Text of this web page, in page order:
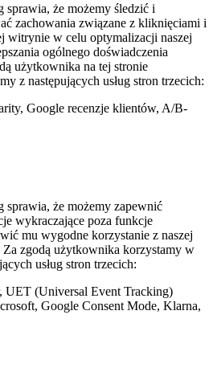
sprawia, że możemy śledzić i
zachowania związane z kliknięciami i
witrynie w celu optymalizacji naszej
ogólnego doświadczenia
użytkownika na tej stronie
z następujących usług stron trzecich:
Google recenzje klientów, A/B-
sprawia, że możemy zapewnić
wykraczające poza funkcje
mu wygodne korzystanie z naszej
zgodą użytkownika korzystamy w
usług stron trzecich:
UET (Universal Event Tracking)
Google Consent Mode, Klarna,